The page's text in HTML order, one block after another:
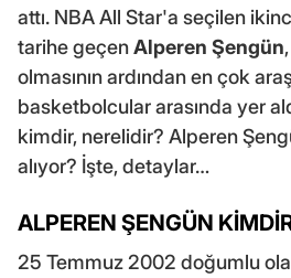
attı. NBA All Star'a seçilen
tarihe geçenAlperen Şengün
olmasının ardından en çok
basketbolcular arasında yer
kimdir, nerelidir? Alperen
alıyor? İşte, detaylar…
ALPEREN ŞENGÜN
25 Temmuz 2002 doğumlu